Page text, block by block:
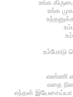
உங்க
உங்க
உம்மோடு
எண்ணி
எதை
எந்தன் இயேசைய்யா